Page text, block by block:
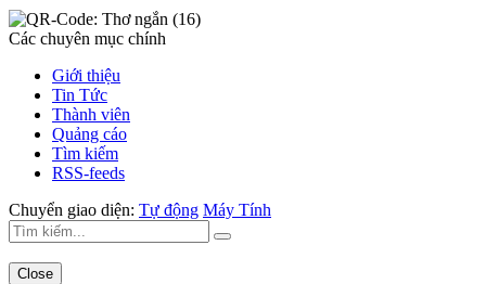
Các chuyên mục chính
Giới thiệu
Tin Tức
Thành viên
Quảng cáo
Tìm kiếm
RSS-feeds
Chuyển giao diện: Tự động Máy Tính
Close